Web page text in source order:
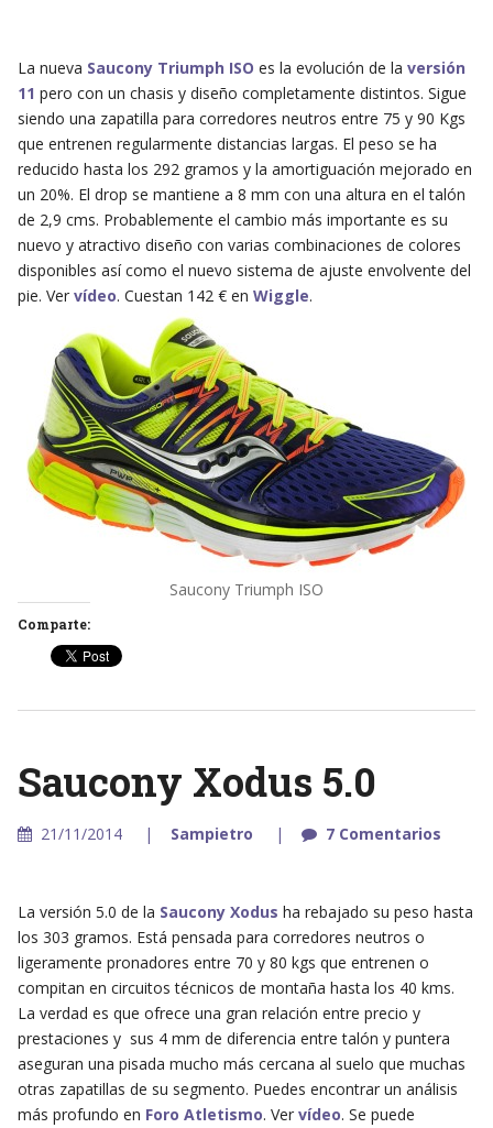
La nueva Saucony Triumph ISO es la evolución de la versión
11 pero con un chasis y diseño completamente distintos. Sigue
siendo una zapatilla para corredores neutros entre 75 y 90 Kgs
que entrenen regularmente distancias largas. El peso se ha
reducido hasta los 292 gramos y la amortiguación mejorado en
un 20%. El drop se mantiene a 8 mm con una altura en el talón
de 2,9 cms. Probablemente el cambio más importante es su
nuevo y atractivo diseño con varias combinaciones de colores
disponibles así como el nuevo sistema de ajuste envolvente del
pie. Ver vídeo. Cuestan 142 € en Wiggle.
Saucony Triumph ISO
Comparte:
Saucony Xodus 5.0
21/11/2014 Sampietro 7 Comentarios
La versión 5.0 de la Saucony Xodus ha rebajado su peso hasta
los 303 gramos. Está pensada para corredores neutros o
ligeramente pronadores entre 70 y 80 kgs que entrenen o
compitan en circuitos técnicos de montaña hasta los 40 kms.
La verdad es que ofrece una gran relación entre precio y
prestaciones y sus 4 mm de diferencia entre talón y puntera
aseguran una pisada mucho más cercana al suelo que muchas
otras zapatillas de su segmento. Puedes encontrar un análisis
más profundo en Foro Atletismo. Ver vídeo. Se puede